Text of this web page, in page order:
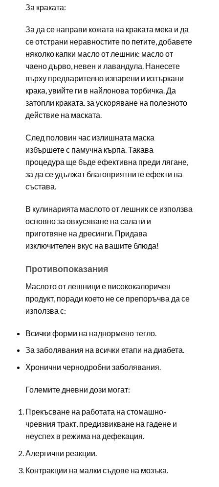
За краката:
За да се направи кожата на краката мека и да
се отстрани неравностите по петите, добавете
няколко капки масло от лешник: масло от
чаено дърво, невен и лавандула. Нанесете
върху предварително изпарени и изтъркани
крака, увийте ги в найлонова торбичка. Да
затопли краката. за ускоряване на полезното
действие на маската.
След половин час излишната маска
избършете с памучна кърпа. Такава
процедура ще бъде ефективна преди лягане,
за да се удължат благоприятните ефекти на
състава.
В кулинарията маслото от лешник се използва
основно за овкусяване на салати и
приготвяне на дресинги. Придава
изключителен вкус на вашите блюда!
Противопоказания
Маслото от лешници е висококалоричен
продукт, поради което не се препоръчва да се
използва с:
Всички форми на наднормено тегло.
За заболявания на всички етапи на диабета.
Хронични чернодробни заболявания.
Големите дневни дози могат:
Прекъсване на работата на стомашно-
чревния тракт, предизвикване на гадене и
неуспех в режима на дефекация.
Алергични реакции.
Контракции на малки съдове на мозъка.